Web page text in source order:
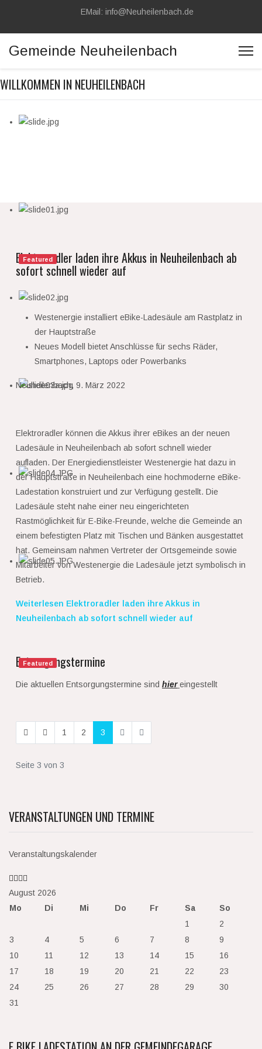
EMail: info@Neuheilenbach.de
Gemeinde Neuheilenbach
WILLKOMMEN IN NEUHEILENBACH
Featured
Elektroradler laden ihre Akkus in Neuheilenbach ab
sofort schnell wieder auf
Westenergie installiert eBike-Ladesäule am Rastplatz in
der Hauptstraße
Neues Modell bietet Anschlüsse für sechs Räder,
Smartphones, Laptops oder Powerbanks
Neuheilenbach, 9. März 2022
Elektroradler können die Akkus ihrer eBikes an der neuen
Ladesäule in Neuheilenbach ab sofort schnell wieder
aufladen. Der Energiedienstleister Westenergie hat dazu in
der Hauptstraße in Neuheilenbach eine hochmoderne eBike-
Ladestation konstruiert und zur Verfügung gestellt. Die
Ladesäule steht nahe einer neu eingerichteten
Rastmöglichkeit für E-Bike-Freunde, welche die Gemeinde an
einem befestigten Platz mit Tischen und Bänken ausgestattet
hat. Gemeinsam nahmen Vertreter der Ortsgemeinde sowie
Mitarbeiter von Westenergie die Ladesäule jetzt symbolisch in
Betrieb.
Weiterlesen Elektroradler laden ihre Akkus in
Neuheilenbach ab sofort schnell wieder auf
Featured
Entsorgungstermine
Die aktuellen Entsorgungstermine sind hier eingestellt
1 2 3
Seite 3 von 3
VERANSTALTUNGEN UND TERMINE
Veranstaltungskalender
August 2026
Mo
Di Mi Do Fr Sa
So
1
2
3
4 5 6 7 8
9
10
11 12 13 14 15
16
17
18 19 20 21 22
23
24
25 26 27 28 29
30
31